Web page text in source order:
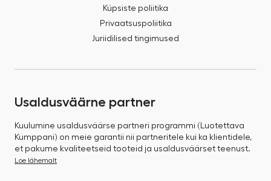
Küpsiste poliitika
Privaatsuspoliitika
Juriidilised tingimused
Usaldusväärne partner
Kuulumine usaldusväärse partneri programmi (Luotettava
Kumppani) on meie garantii nii partneritele kui ka klientidele,
et pakume kvaliteetseid tooteid ja usaldusväärset teenust.
Loe lähemalt